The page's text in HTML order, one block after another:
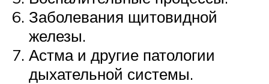
Заболевания щитовидной
железы.
Астма и другие патологии
дыхательной системы.